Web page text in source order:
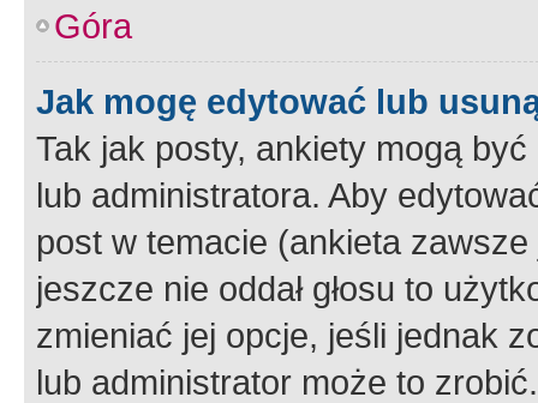
Góra
Jak mogę edytować lub
Tak jak posty, ankiety mogą
lub administratora. Aby
post w temacie (ankieta
jeszcze nie oddał głosu to
zmieniać jej opcje, jeśli jednak
lub administrator może to